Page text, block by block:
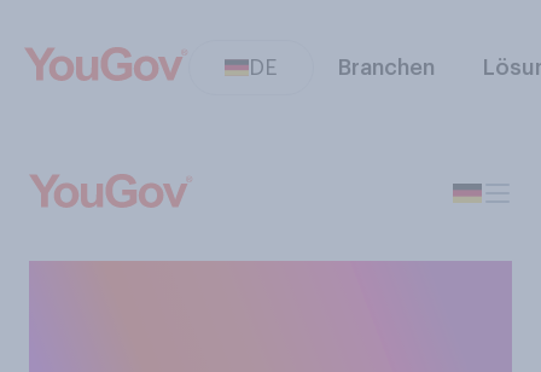
DE Branchen